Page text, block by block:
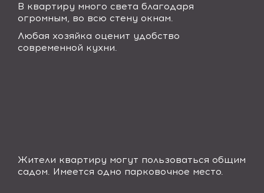
В квартиру много света благодаря
огромным, во всю стену окнам.
Любая хозяйка оценит удобство
современной кухни.
Жители квартиру могут пользоваться общим
садом. Имеется одно парковочное место.